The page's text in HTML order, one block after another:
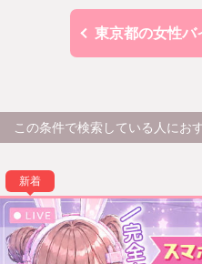
東京都の女性
この条件で検索している人にお
新着